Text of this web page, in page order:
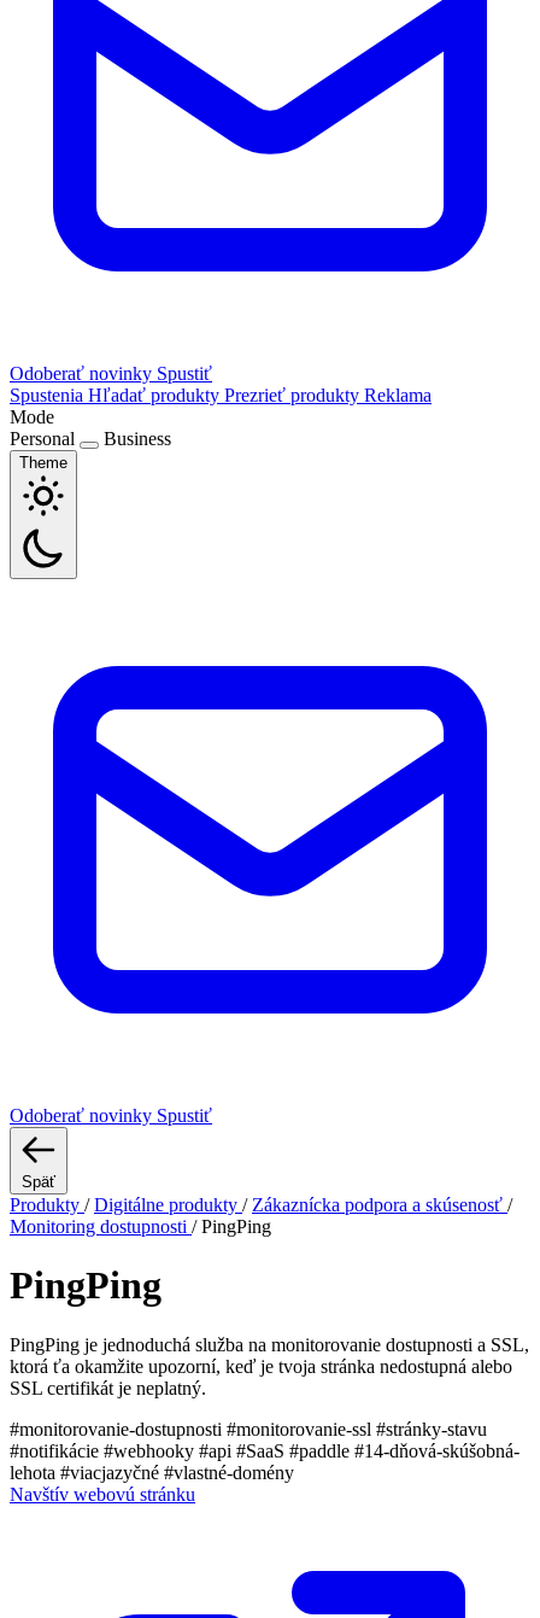
Odoberať novinky Spustiť
Spustenia Hľadať produkty Prezrieť produkty Reklama
Mode
Personal
Business
Theme
Odoberať novinky Spustiť
Späť
Produkty / Digitálne produkty / Zákaznícka podpora a skúsenosť /
Monitoring dostupnosti / PingPing
PingPing
PingPing je jednoduchá služba na monitorovanie dostupnosti a SSL,
ktorá ťa okamžite upozorní, keď je tvoja stránka nedostupná alebo
SSL certifikát je neplatný.
#monitorovanie-dostupnosti #monitorovanie-ssl #stránky-stavu
#notifikácie #webhooky #api #SaaS #paddle #14-dňová-skúšobná-
lehota #viacjazyčné #vlastné-domény
Navštív webovú stránku